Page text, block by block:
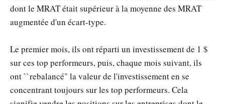
dont le MRAT était supérieur à la moyenne des MRAT
augmentée d'un écart-type.
Le premier mois, ils ont réparti un investissement de 1 $
sur ces top performeurs, puis, chaque mois suivant, ils
ont ``rebalancé" la valeur de l'investissement en se
concentrant toujours sur les top performeurs. Cela